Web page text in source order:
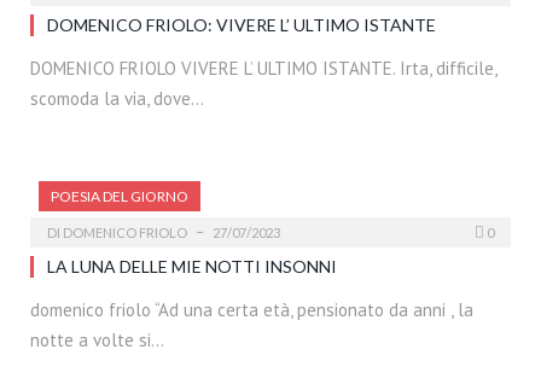
DOMENICO FRIOLO: VIVERE L’ ULTIMO ISTANTE
DOMENICO FRIOLO VIVERE L’ ULTIMO ISTANTE. Irta, difficile,
scomoda la via, dove…
POESIA DEL GIORNO
DI DOMENICO FRIOLO 27/07/2023 0
LA LUNA DELLE MIE NOTTI INSONNI
domenico friolo “Ad una certa età, pensionato da anni , la
notte a volte si…